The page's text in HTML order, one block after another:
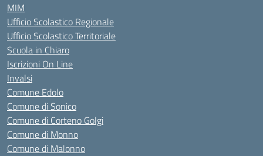
MIM
Ufficio Scolastico Regionale
Ufficio Scolastico Territoriale
Scuola in Chiaro
Iscrizioni On Line
Invalsi
Comune Edolo
Comune di Sonico
Comune di Corteno Golgi
Comune di Monno
Comune di Malonno